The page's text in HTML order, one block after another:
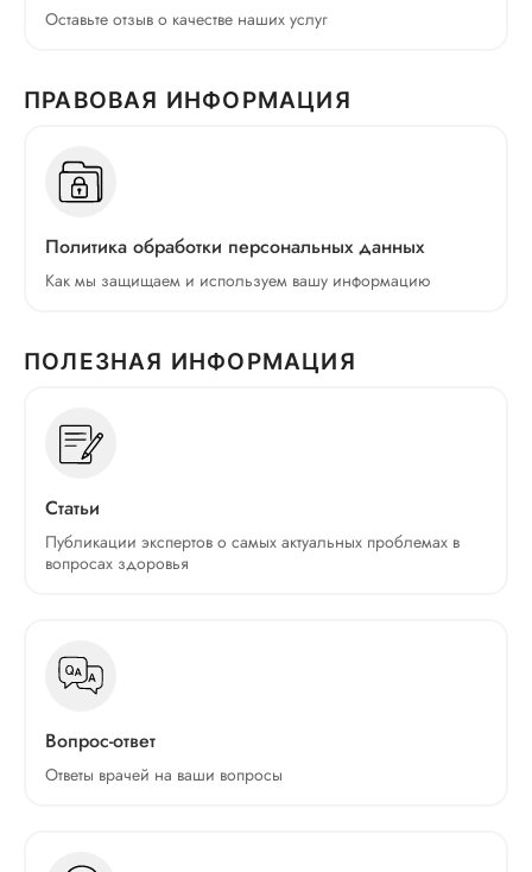
Оставьте отзыв о качестве наших услуг
ПРАВОВАЯ ИНФОРМАЦИЯ
Политика обработки персональных данных
Как мы защищаем и используем вашу информацию
ПОЛЕЗНАЯ ИНФОРМАЦИЯ
Статьи
Публикации экспертов о самых актуальных проблемах в
вопросах здоровья
Вопрос-ответ
Ответы врачей на ваши вопросы